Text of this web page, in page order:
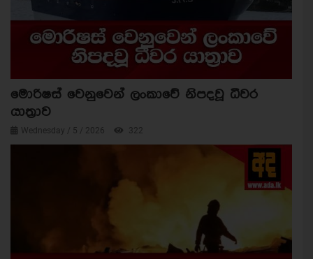
මොරිෂස් වෙනුවෙන් ලංකාවේ නිපදවූ ධීවර
යාත්‍රාව
Wednesday / 5 / 2026 322